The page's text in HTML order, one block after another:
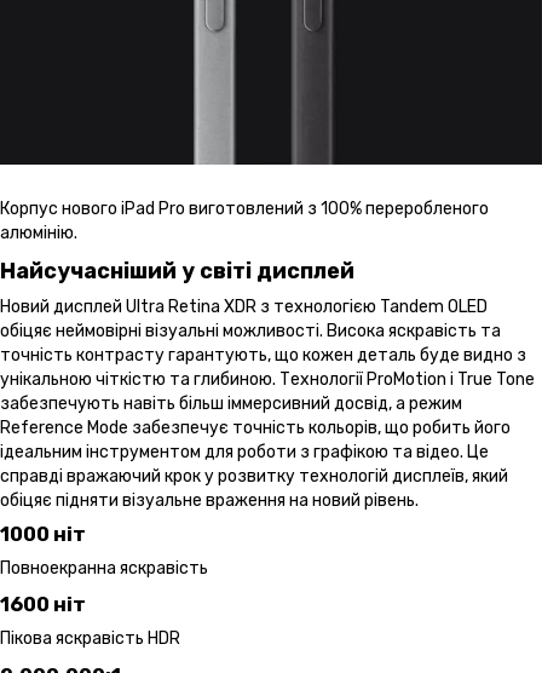
Корпус нового iPad Pro виготовлений з 100% переробленого
алюмінію.
Найсучасніший у світі дисплей
Новий дисплей Ultra Retina XDR з технологією Tandem OLED
обіцяє неймовірні візуальні можливості. Висока яскравість та
точність контрасту гарантують, що кожен деталь буде видно з
унікальною чіткістю та глибиною. Технології ProMotion і True Tone
забезпечують навіть більш іммерсивний досвід, а режим
Reference Mode забезпечує точність кольорів, що робить його
ідеальним інструментом для роботи з графікою та відео. Це
справді вражаючий крок у розвитку технологій дисплеїв, який
обіцяє підняти візуальне враження на новий рівень.
1000 ніт
Повноекранна яскравість
1600 ніт
Пікова яскравість HDR